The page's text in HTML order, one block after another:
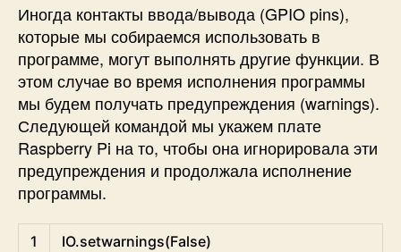
Иногда контакты ввода/вывода (GPIO pins),
которые мы собираемся использовать в
программе, могут выполнять другие функции. В
этом случае во время исполнения программы
мы будем получать предупреждения (warnings).
Следующей командой мы укажем плате
Raspberry Pi на то, чтобы она игнорировала эти
предупреждения и продолжала исполнение
программы.
1 IO.setwarnings(False)